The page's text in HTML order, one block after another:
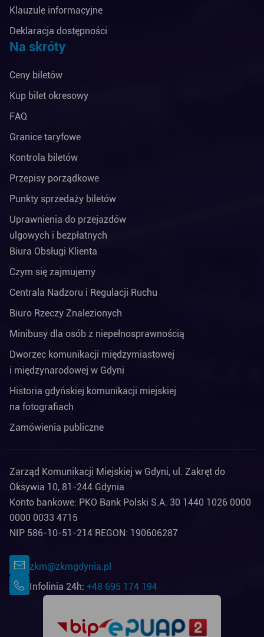
Klauzule informacyjne
Deklaracja dostępności
Na skróty
Ceny biletów
Kup bilet okresowy
FAQ
Granice taryfowe
Kontrola biletów
Przepisy porządkowe
Punkty sprzedaży biletów
Uprawnienia do przejazdów
ulgowych i bezpłatnych
Biura Obsługi Klienta
Czym się zajmujemy
Centrala Nadzoru i Regulacji Ruchu
Biuro Rzeczy Znalezionych
Minibusy dla osób z niepełnosprawnością
Dworzec komunikacji międzymiastowej
i międzynarodowej w Gdyni
Historia gdyńskiej komunikacji miejskiej
na fotografiach
Zamówienia publiczne
Zarząd Komunikacji Miejskiej w Gdyni, ul. Zakręt do
Oksywia 10, 81-244 Gdynia
Konto bankowe: PKO Bank Polski S.A. 30 1440 1026 0000
0000 0033 4715
NIP 586-10-51-214 REGON: 190606287
zkm@zkmgdynia.pl
Infolinia 24h: +48 695 174 194